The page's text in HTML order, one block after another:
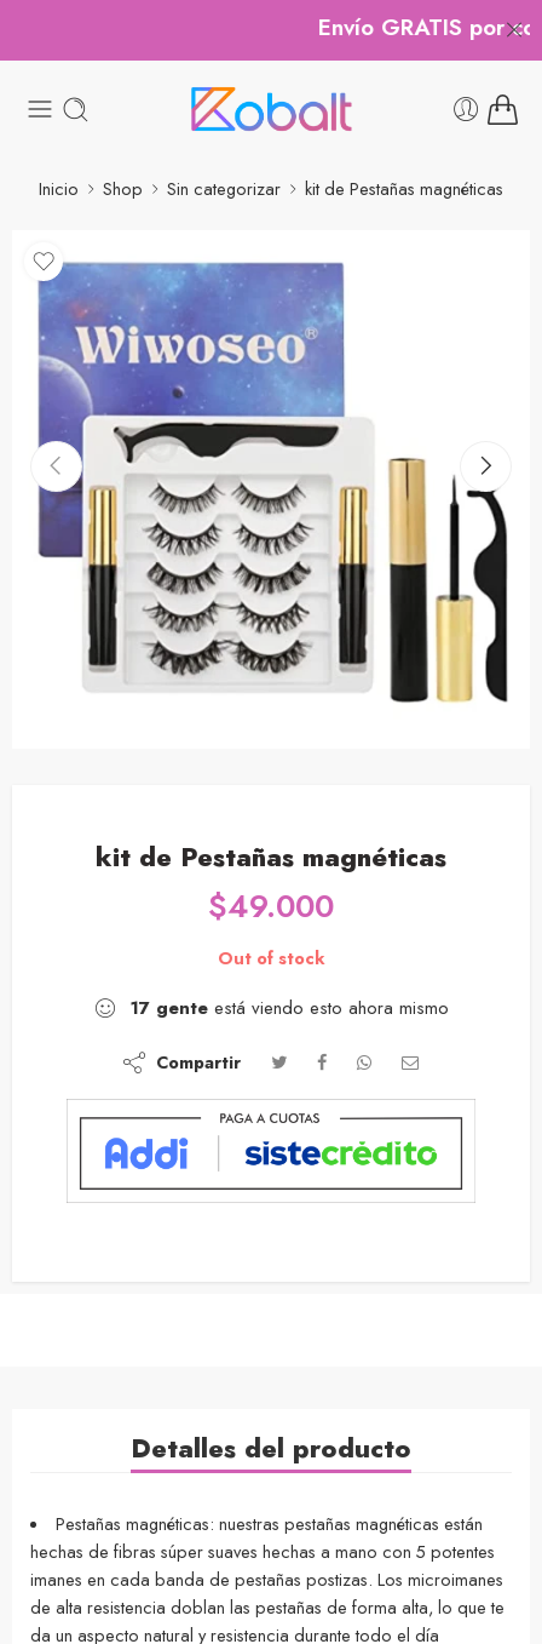
Envío GRATIS por
Inicio Shop Sin categorizar kit de Pestañas magnéticas
kit de Pestañas magnéticas
$49.000
Out of stock
17 gente está viendo esto ahora mismo
Compartir
Detalles del producto
Pestañas magnéticas: nuestras pestañas magnéticas están
hechas de fibras súper suaves hechas a mano con 5 potentes
imanes en cada banda de pestañas postizas. Los microimanes
de alta resistencia doblan las pestañas de forma alta, lo que te
da un aspecto natural y resistencia durante todo el día